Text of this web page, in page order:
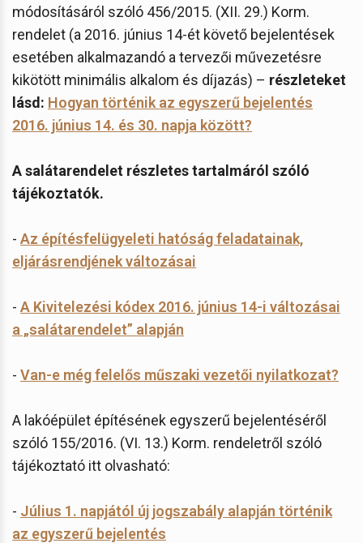
módosításáról szóló 456/2015. (XII. 29.) Korm.
rendelet (a 2016. június 14-ét követő bejelentések
esetében alkalmazandó a tervezői művezetésre
kikötött minimális alkalom és díjazás) – részleteket
lásd: Hogyan történik az egyszerű bejelentés
2016. június 14. és 30. napja között?
A salátarendelet részletes tartalmáról szóló
tájékoztatók.
- Az építésfelügyeleti hatóság feladatainak,
eljárásrendjének változásai
- A Kivitelezési kódex 2016. június 14-i változásai
a „salátarendelet” alapján
- Van-e még felelős műszaki vezetői nyilatkozat?
A lakóépület építésének egyszerű bejelentéséről
szóló 155/2016. (VI. 13.) Korm. rendeletről szóló
tájékoztató itt olvasható:
- Július 1. napjától új jogszabály alapján történik
az egyszerű bejelentés